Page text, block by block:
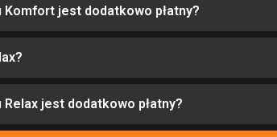
Komfort jest dodatkowo płatny?
jest dodatkowo płatny?